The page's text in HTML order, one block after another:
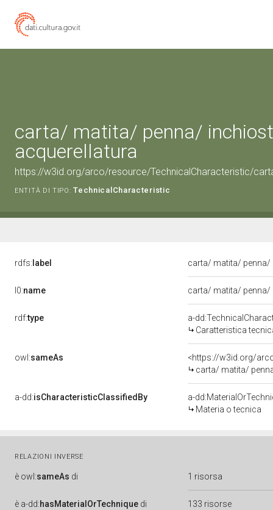
carta/ matita/ penna/
acquerellatura
https://w3id.org/arco/resource/TechnicalCharacteristic/
ENTITÀ DI TIPO: TechnicalCharacteristic
rdfs: label carta/ matita/
l0:name carta/ matita/
rdf:type
a-
Caratteristica
owl:sameAs
carta/ matita/
a-dd:isCharacteristicClassifiedBy
a-
Materia o tecnica
RELAZIONI INVERSE
è owl:sameAs di 1 risorsa
è a-dd:hasMaterialOrTechnique di 133 risorse